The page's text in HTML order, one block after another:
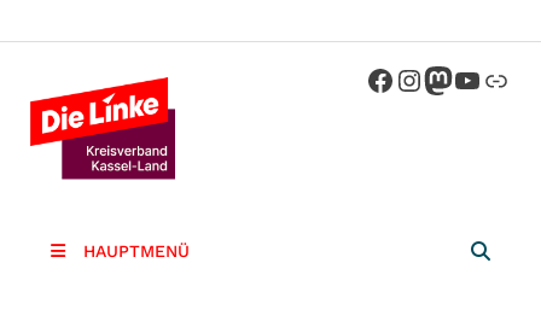
HAUPTMENÜ